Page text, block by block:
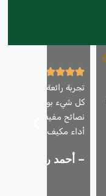
تجربة رائعة! شرح
كل شيء بوضوح وقدموا
نصائح مفيدة للحفاظ
أداء مكيف الهواء.
– أحمد ر.، البرشاء